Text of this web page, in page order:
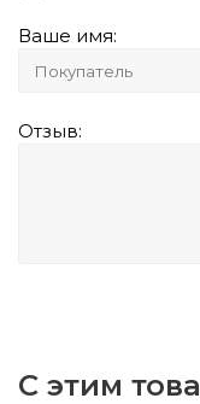
Ваше имя:
Отзыв:
С этим